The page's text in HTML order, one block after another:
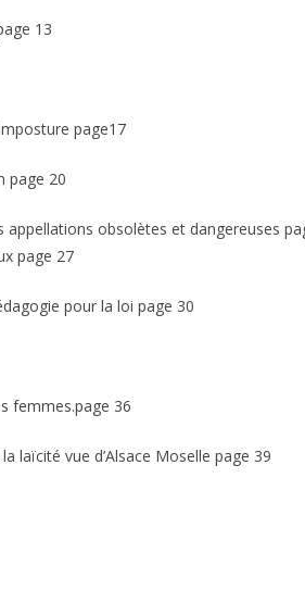
13
page17
page 20
appellations obsolètes et dangereuses
page 27
pour la loi page 30
femmes.page 36
laïcité vue d’Alsace Moselle page 39